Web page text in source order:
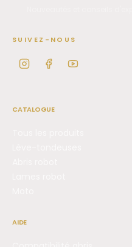
SUIVEZ-NOUS
CATALOGUE
AIDE